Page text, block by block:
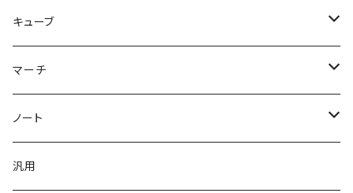
３０プリウス
３点KIT
フロント
５０プリウス
３点KIT
フロント
キューブ
Z12キューブ JP
フロント
サイド
Z12キューブ US
マーチ
K12マーチ
フロントバンパー
K13マーチ
ノート
E12ノート
汎用